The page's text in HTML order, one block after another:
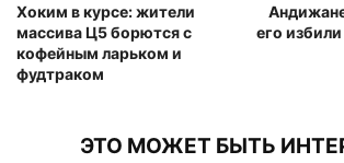
Хоким в курсе: жители
массива Ц5 борются с
кофейным ларьком и
фудтраком
его
ЭТО МОЖЕТ БЫТЬ